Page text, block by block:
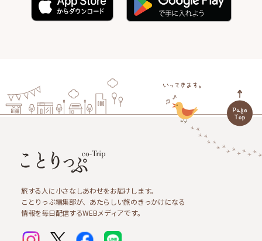
旅する人に小さなしあわせをお届けします。
ことりっぷ編集部が、あたらしい旅のきっかけになる
情報を毎日配信するWEBメディアです。